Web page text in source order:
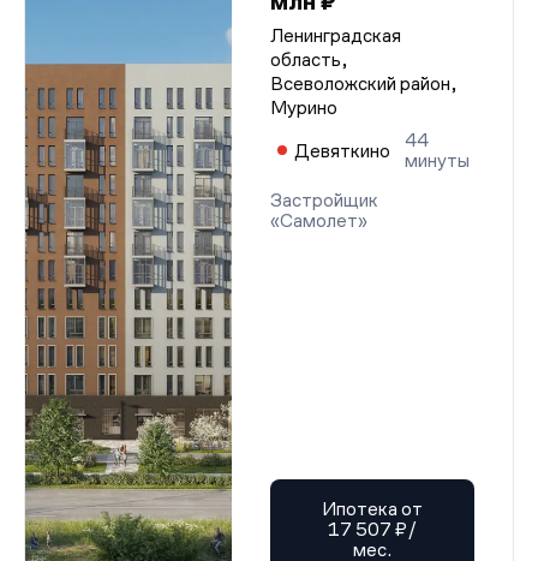
Ленинградская
область,
Всеволожский район,
Мурино
Девяткино
44
минуты
Застройщик
«Самолет»
Ипотека от
17 507 ₽/
мес.